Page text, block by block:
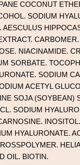
COCONUT
SODIUM
AESCULUS
NIACINAMIDE.
SORBATE.
SODIUM
ACETYL
SOJA (SOYBEAN)
SODIUM
HYALURONATE.
OIL. BIOTIN.